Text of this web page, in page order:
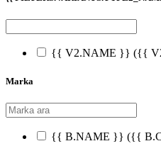
{{ V2.NAME }} ({{
Marka
{{ B.NAME }} ({{